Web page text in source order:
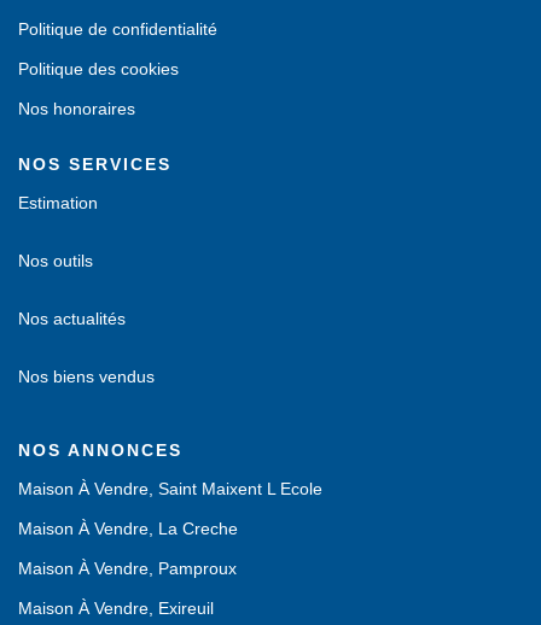
Politique de confidentialité
Politique des cookies
Nos honoraires
NOS SERVICES
Estimation
Nos outils
Nos actualités
Nos biens vendus
NOS ANNONCES
Maison À Vendre, Saint Maixent L Ecole
Maison À Vendre, La Creche
Maison À Vendre, Pamproux
Maison À Vendre, Exireuil